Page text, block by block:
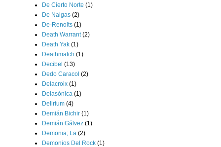
De Cierto Norte (1)
De Nalgas (2)
De-Renolts (1)
Death Warrant (2)
Death Yak (1)
Deathmatch (1)
Decibel (13)
Dedo Caracol (2)
Delacroix (1)
Delasónica (1)
Delirium (4)
Demián Bichir (1)
Demián Gálvez (1)
Demonia; La (2)
Demonios Del Rock (1)